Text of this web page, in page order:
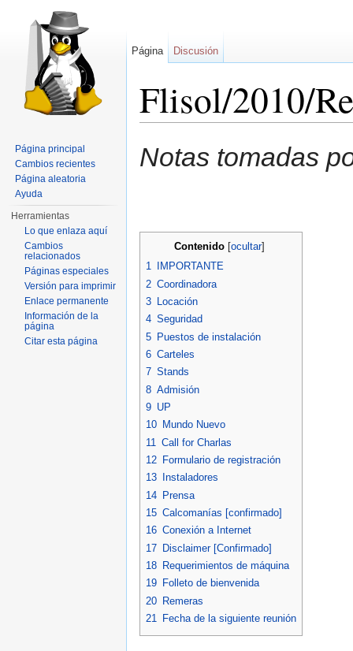
Flisol/2010/
Notas tomadas
Contenido ocultar]
1
IMPORTANTE
2 Coordinadora
3 Locación
4 Seguridad
5 Puestos de instalación
6 Carteles
7 Stands
8 Admisión
9 UP
10 Mundo Nuevo
11 Call for Charlas
12 Formulario de registración
13
Instaladores
14 Prensa
15 Calcomanías [confirmado]
16 Conexión a Internet
17 Disclaimer [Confirmado]
18 Requerimientos de máquina
19 Folleto de bienvenida
20 Remeras
21 Fecha de la siguiente reunión
Página Discusión
Página principal
Cambios recientes
Página aleatoria
Ayuda
Herramientas
Lo que enlaza aquí
Cambios
relacionados
Páginas especiales
Versión para imprimir
Enlace permanente
Información de la
página
Citar esta página